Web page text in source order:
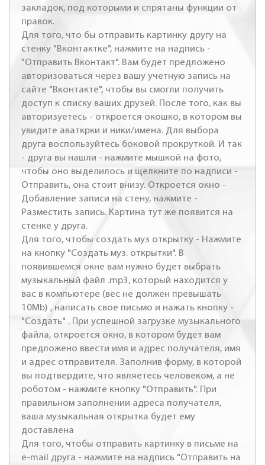
закладок, под которыми и спрятаны функции от
правок.
Для того, что бы отправить картинку другу на
стенку "Вконтактке", нажмите на надпись -
"Отправить Вконтакт". Вам будет предложено
авторизоваться через вашу учетную запись на
сайте "Вконтакте", чтобы вы смогли получить
доступ к списку ваших друзей. После того, как вы
авторизуетесь - откроется окошко, в котором вы
увидите аваткрки и ники/имена. Для выбора
друга воспользуйтесь боковой прокруткой. И так
- друга вы нашли - нажмите мышкой на фото,
чтобы оно выделилось и щелкните по надписи -
Отправить, она стоит внизу. Откроется окно -
Добавление записи на стену, нажмите -
Разместить запись. Картина тут же появится на
стенке у друга.
Для того, чтобы создать муз открытку - Нажмите
на кнопку "Создать муз. открытки". В
появившемся окне вам нужно будет выбрать
музыкальный файл .mp3, который находится у
вас в компьютере (вес не должен превышать
10Mb) , написать свое письмо и нажать кнопку -
"Создать" . При успешной загрузке музыкального
файла, откроется окно, в котором будет вам
предложено ввести имя и адрес получателя, имя
и адрес отправителя. Заполнив форму, в которой
вы подтвердите, что являетесь человеком, а не
роботом - нажмите кнопку "Отправить". При
правильном заполнении адреса получателя,
ваша музыкальная открытка будет ему
доставлена
Для того, чтобы отправить картинку в письме на
e-mail друга - нажмите на надпись "Отправить на